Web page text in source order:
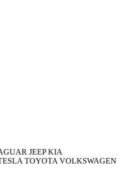
JEEP KIA
TOYOTA VOLKSWAGEN